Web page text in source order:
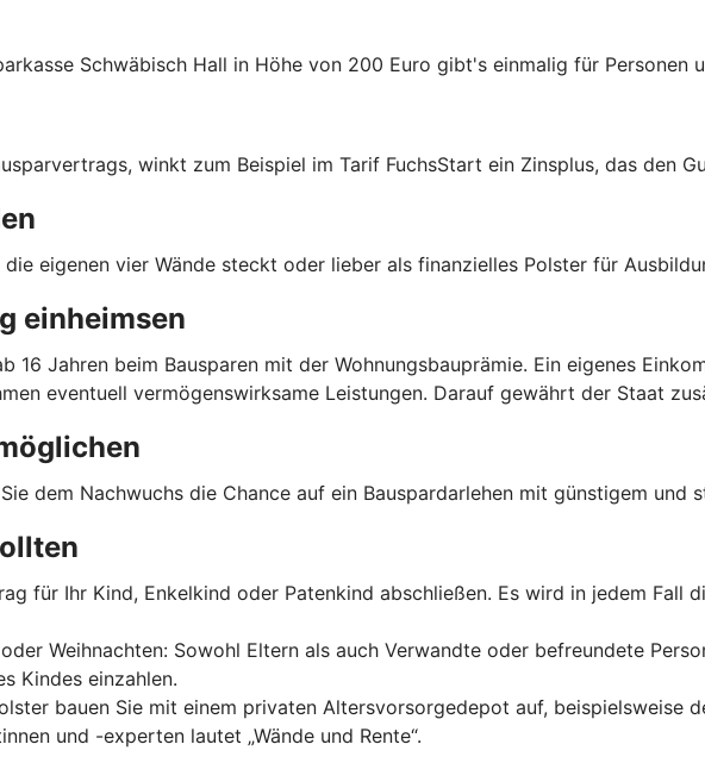
Schwäbisch Hall in Höhe von 200 Euro gibt's einmalig für Personen
winkt zum Beispiel im Tarif FuchsStart ein Zinsplus, das den
eigenen vier Wände steckt oder lieber als finanzielles Polster für
einheimsen
16 Jahren beim Bausparen mit der Wohnungsbauprämie. Ein eigenes
eventuell vermögenswirksame Leistungen. Darauf gewährt der Staat
dem Nachwuchs die Chance auf ein Bauspardarlehen mit günstigem und
für Ihr Kind, Enkelkind oder Patenkind abschließen. Es wird in jedem Fall
Weihnachten: Sowohl Eltern als auch Verwandte oder befreundete
Kindes einzahlen.
bauen Sie mit einem privaten Altersvorsorgedepot auf, beispielsweise
und -experten lautet „Wände und Rente“.